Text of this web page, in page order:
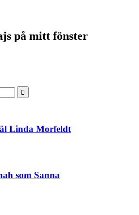
på mitt fönster
Linda Morfeldt
som Sanna